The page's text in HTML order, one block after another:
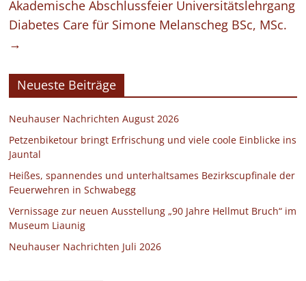
Akademische Abschlussfeier Universitätslehrgang
Diabetes Care für Simone Melanscheg BSc, MSc.
→
Neueste Beiträge
Neuhauser Nachrichten August 2026
Petzenbiketour bringt Erfrischung und viele coole Einblicke ins
Jauntal
Heißes, spannendes und unterhaltsames Bezirkscupfinale der
Feuerwehren in Schwabegg
Vernissage zur neuen Ausstellung „90 Jahre Hellmut Bruch“ im
Museum Liaunig
Neuhauser Nachrichten Juli 2026